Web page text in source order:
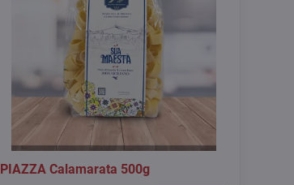
PIAZZA Calamarata 500g